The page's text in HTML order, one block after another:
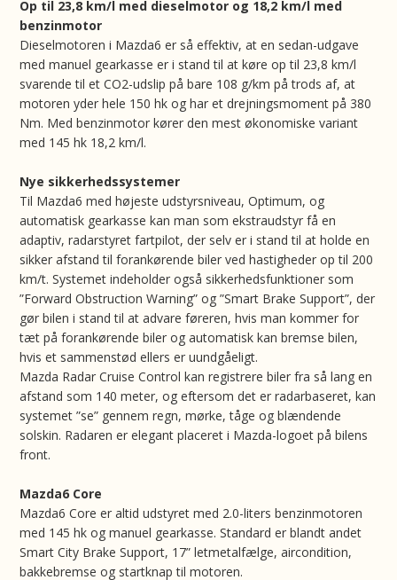
Op til 23,8 km/l med dieselmotor og 18,2 km/l med
benzinmotor
Dieselmotoren i Mazda6 er så effektiv, at en sedan-udgave
med manuel gearkasse er i stand til at køre op til 23,8 km/l
svarende til et CO2-udslip på bare 108 g/km på trods af, at
motoren yder hele 150 hk og har et drejningsmoment på 380
Nm. Med benzinmotor kører den mest økonomiske variant
med 145 hk 18,2 km/l.
Nye sikkerhedssystemer
Til Mazda6 med højeste udstyrsniveau, Optimum, og
automatisk gearkasse kan man som ekstraudstyr få en
adaptiv, radarstyret fartpilot, der selv er i stand til at holde en
sikker afstand til forankørende biler ved hastigheder op til 200
km/t. Systemet indeholder også sikkerhedsfunktioner som
”Forward Obstruction Warning” og ”Smart Brake Support”, der
gør bilen i stand til at advare føreren, hvis man kommer for
tæt på forankørende biler og automatisk kan bremse bilen,
hvis et sammenstød ellers er uundgåeligt.
Mazda Radar Cruise Control kan registrere biler fra så lang en
afstand som 140 meter, og eftersom det er radarbaseret, kan
systemet ”se” gennem regn, mørke, tåge og blændende
solskin. Radaren er elegant placeret i Mazda-logoet på bilens
front.
Mazda6 Core
Mazda6 Core er altid udstyret med 2.0-liters benzinmotoren
med 145 hk og manuel gearkasse. Standard er blandt andet
Smart City Brake Support, 17” letmetalfælge, aircondition,
bakkebremse og startknap til motoren.